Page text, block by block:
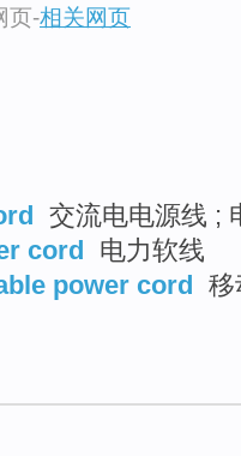
页-相关网页
交流电电源线 ;
cord
电力软线
power cord 移